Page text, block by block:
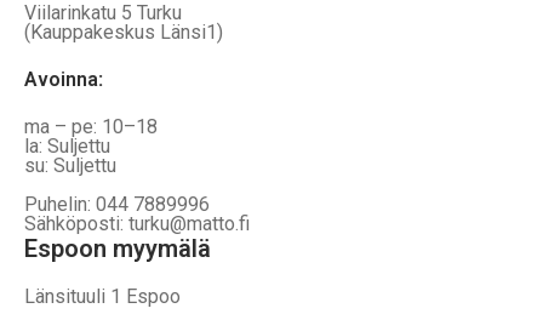
Viilarinkatu 5 Turku
(Kauppakeskus Länsi1)
Avoinna:
ma – pe: 10–18
la: Suljettu
su: Suljettu
Puhelin: 044 7889996
Sähköposti: turku@matto.fi
Espoon myymälä
Länsituuli 1 Espoo